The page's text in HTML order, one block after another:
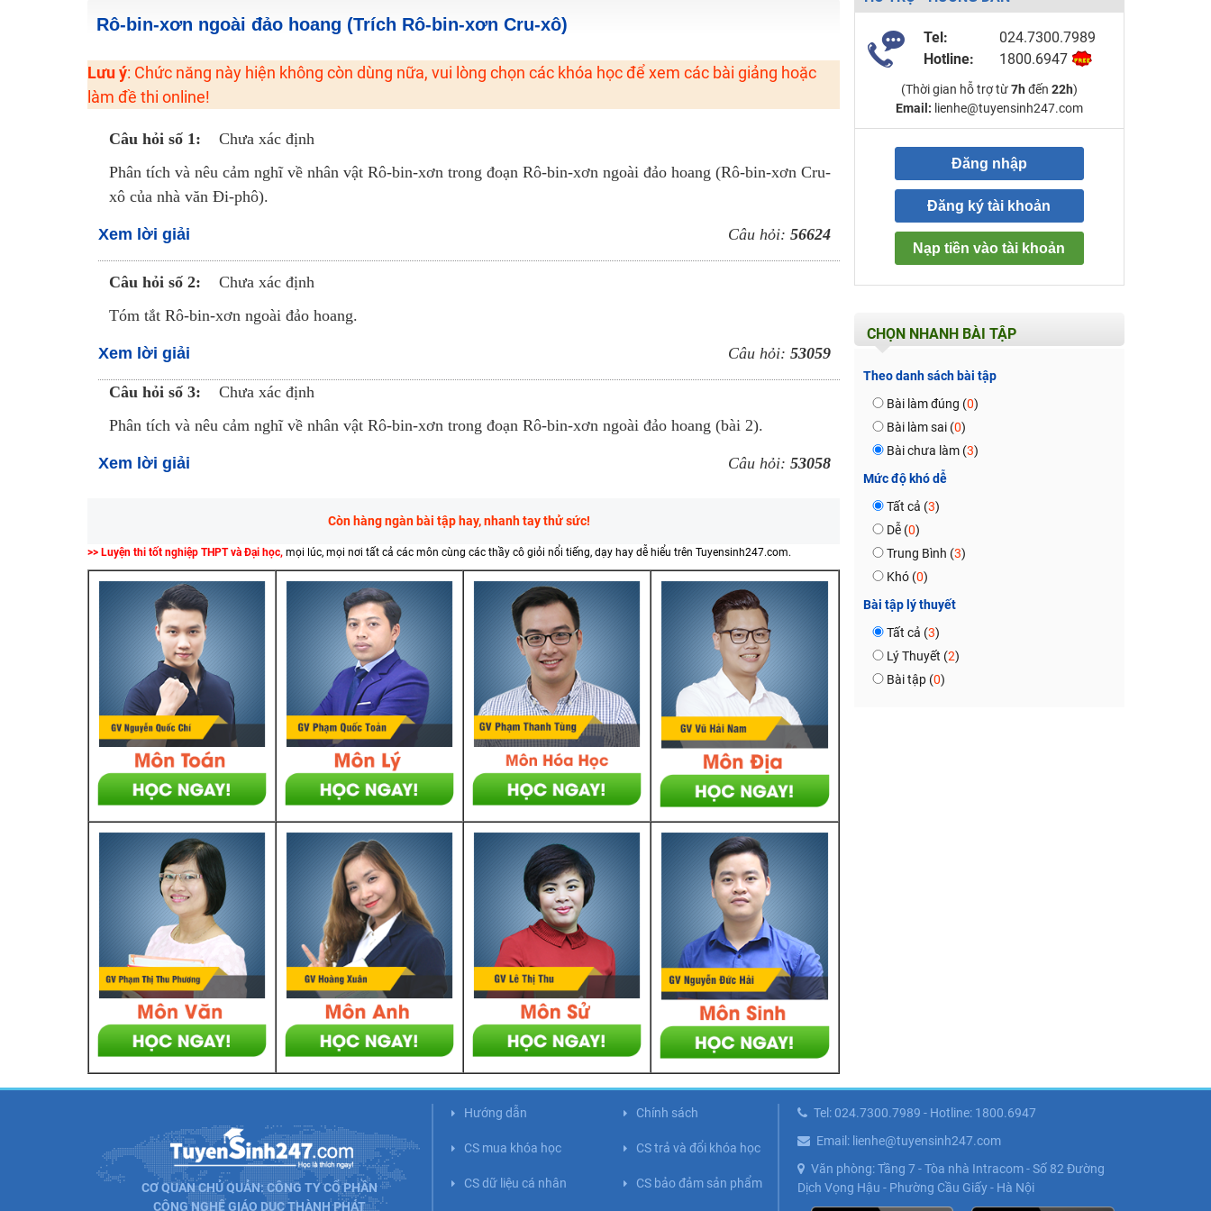
2K6! Lộ Trình Sun 2024 - Ba bước luyện thi TN THPT - ĐH ít nhất 25 điểm
Khuyến Mãi Khoá Học 1K Chỉ Từ 11-13/09/2024
Đồng giá khóa học 499K - 399K (13/11-15/11)
Luyện thi vào lớp 10 môn Toán, Văn, Hóa, Anh, Lý với giáo viên giỏi và nổi tiếng
Rô-bin-xơn ngoài đảo hoang (Trích Rô-bin-xơn Cru-xô)
Lưu ý: Chức năng này hiện không còn dùng nữa, vui lòng chọn các khóa học để xem các bài giảng hoặc
làm đề thi online!
Câu hỏi số 1:
Chưa xác định
Phân tích và nêu cảm nghĩ về nhân vật Rô-bin-xơn trong đoạn Rô-bin-xơn ngoài đảo hoang (Rô-bin-xơn Cru-
xô của nhà văn Đi-phô).
Xem lời giải Câu hỏi: 56624
Câu hỏi số 2:
Chưa xác định
Tóm tắt Rô-bin-xơn ngoài đảo hoang.
Xem lời giải Câu hỏi: 53059
Câu hỏi số 3:
Chưa xác định
Phân tích và nêu cảm nghĩ về nhân vật Rô-bin-xơn trong đoạn Rô-bin-xơn ngoài đảo hoang (bài 2).
Xem lời giải Câu hỏi: 53058
Còn hàng ngàn bài tập hay, nhanh tay thử sức!
>> Luyện thi tốt nghiệp THPT và Đại học, mọi lúc, mọi nơi tất cả các môn cùng các thầy cô giỏi nổi tiếng, dạy hay dễ hiểu trên Tuyensinh247.com.
Tel:
024.7300.7989
Hotline:
1800.6947
(Thời gian hỗ trợ từ7h đến 22h)
Email: lienhe@tuyensinh247.com
Đăng nhập
Đăng ký tài khoản
Nạp tiền vào tài khoản
CHỌN NHANH BÀI TẬP
Theo danh sách bài tập
Bài làm đúng (0)
Bài làm sai (0)
Bài chưa làm (3)
Mức độ khó dễ
Tất cả (3)
Dễ (0)
Trung Bình (3)
Khó (0)
Bài tập lý thuyết
Tất cả (3)
Lý Thuyết (2)
Bài tập (0)
CƠ QUAN CHỦ QUẢN: CÔNG TY CỔ PHẦN
CÔNG NGHỆ GIÁO DỤC THÀNH PHÁT
Hướng dẫn Chính sách
CS mua khóa học CS trả và đổi khóa học
CS dữ liệu cá nhân CS bảo đảm sản phẩm
Tel: 024.7300.7989 - Hotline: 1800.6947
Email: lienhe@tuyensinh247.com
Văn phòng: Tầng 7 - Tòa nhà Intracom - Số 82 Đường
Dịch Vọng Hậu - Phường Cầu Giấy - Hà Nội